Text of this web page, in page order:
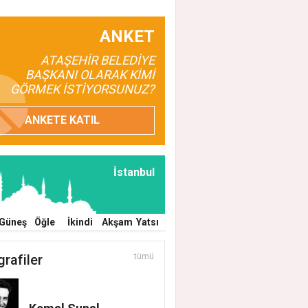
ANKET
ATAŞEHİR BELEDİYE
BAŞKANI OLARAK KİMİ
GÖRMEK İSTİYORSUNUZ?
ANKETE KATIL
İstanbul
Güneş Öğle İkindi Akşam Yatsı
tümü